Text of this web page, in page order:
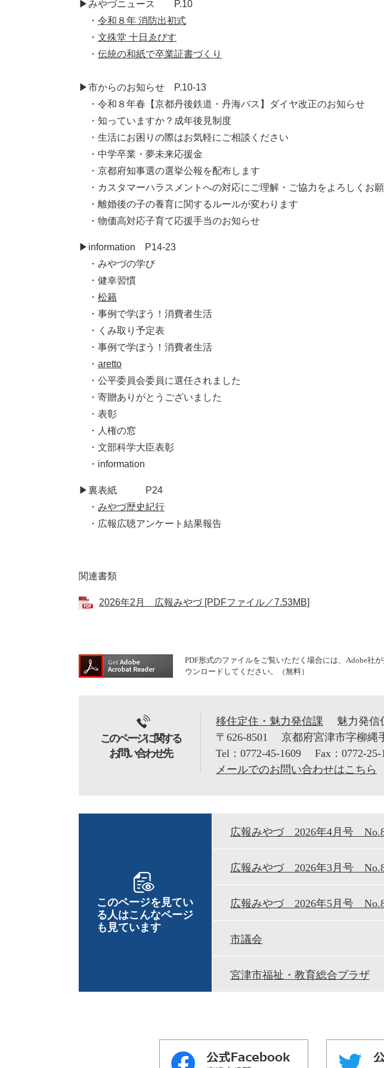
▶みやづニュース P.10
​ ・ 令和８年 消防出初式​
・ 文殊堂 十日ゑびす
・ 伝統の和紙で卒業証書づくり​
▶市からのお知らせ P.10-13
・令和８年春【京都丹後鉄道・丹海バス】ダイヤ改正のお知らせ
​ ・知っていますか？成年後見制度​
​ ・生活にお困りの際はお気軽にご相談ください
​ ・中学卒業・夢未来応援金​
・京都府知事選の選挙公報を配布します
・カスタマーハラスメントへの対応にご理解・ご協力をよろしくお
・離婚後の子の養育に関するルールが変わります
・物価高対応子育て応援手当のお知らせ
▶information P14-23
​ ・みやづの学び
・健幸習慣
​ ・ 松籟
・事例で学ぼう！消費者生活
・くみ取り予定表
・事例で学ぼう！消費者生活​
・ aretto
・公平委員会委員に選任されました
・寄贈ありがとうございました
​ ・表彰
​ ・人権の窓
​ ・文部科学大臣表彰
・information
▶裏表紙 P24
・ みやづ歴史紀行
・広報広聴アンケート結果報告​
関連書類
2026年2月 広報みやづ [PDFファイル／7.53MB]
PDF形式のファイルをご覧いただく場合には、Adobe社が
ウンロードしてください。（無料）
このページに関する
お問い合わせ先
移住定住・魅力発信課
魅力発信
〒626-8501
京都府宮津市字柳縄
Tel：0772-45-1609
Fax：0772-25-
メールでのお問い合わせはこちら
このページを見てい
る人はこんなページ
も見ています
広報みやづ 2026年4月号
広報みやづ 2026年3月号
広報みやづ 2026年5月号
市議会
宮津市福祉・教育総合プラザ